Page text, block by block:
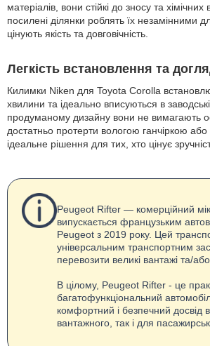
матеріалів, вони стійкі до зносу та хімічних
посилені ділянки роблять їх незамінними
цінують якість та довговічність.
Легкість встановлення та
Килимки Niken для Toyota Corolla
хвилини та ідеально вписуються в
продуманому дизайну вони не вимагають
достатньо протерти вологою ганчіркою
ідеальне рішення для тих, хто цінує
Peugeot Rifter — комерційний
випускається французьким
Peugeot з 2019 року. Цей
універсальним транспортним
перевозити великі вантажі та/
В цілому, Peugeot Rifter - це
багатофункціональний
комфортний і безпечний досвід
вантажного, так і для